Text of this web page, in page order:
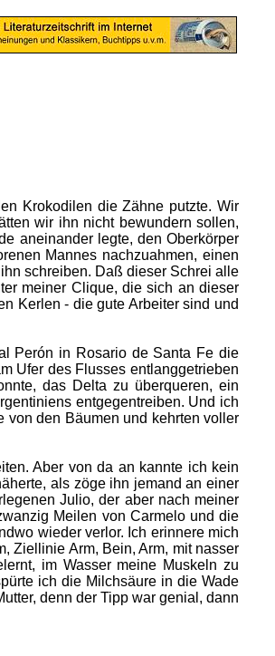
Krokodilen die Zähne putzte. Wir
wir ihn nicht bewundern sollen,
aneinander legte, den Oberkörper
Mannes nachzuahmen, einen
schreiben. Daß dieser Schrei alle
meiner Clique, die sich an dieser
Kerlen - die gute Arbeiter sind und
Perón in Rosario de Santa Fe die
Ufer des Flusses entlanggetrieben
das Delta zu überqueren, ein
entgegentreiben. Und ich
von den Bäumen und kehrten voller
Aber von da an kannte ich kein
als zöge ihn jemand an einer
Julio, der aber nach meiner
Meilen von Carmelo und die
wieder verlor. Ich erinnere mich
Ziellinie Arm, Bein, Arm, mit nasser
im Wasser meine Muskeln zu
ich die Milchsäure in die Wade
denn der Tipp war genial, dann